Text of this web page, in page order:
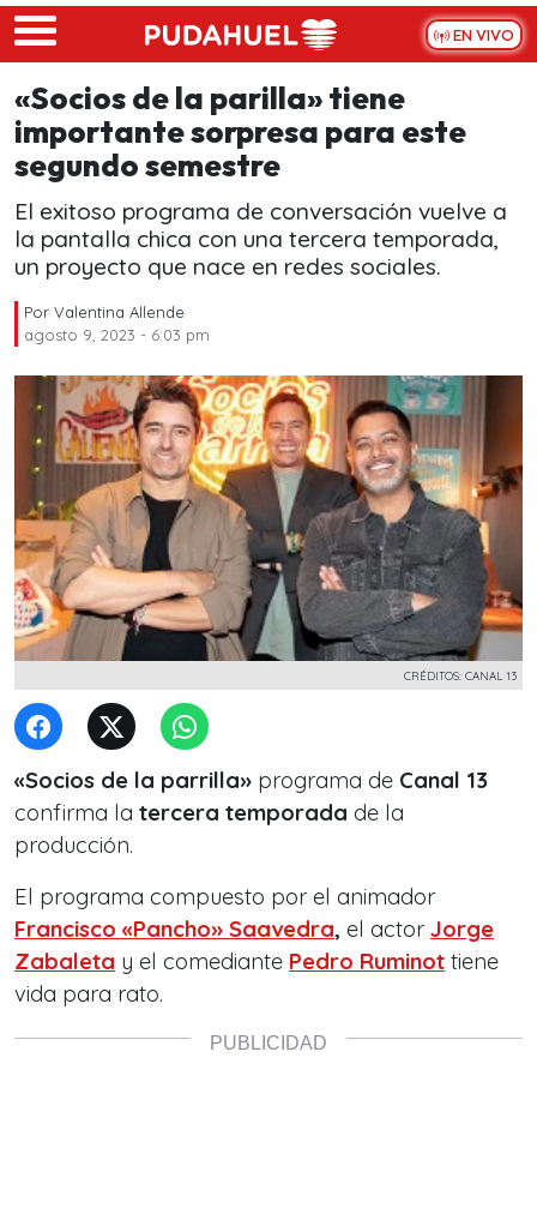
Skip to main content
EN VIVO
«Socios de la parilla» tiene
importante sorpresa para este
segundo semestre
El exitoso programa de conversación vuelve a
la pantalla chica con una tercera temporada,
un proyecto que nace en redes sociales.
Por Valentina Allende
agosto 9, 2023 - 6:03 pm
CRÉDITOS: CANAL 13
«Socios de la parrilla» programa de Canal 13
confirma la tercera temporada de la
producción.
El programa compuesto por el animador
Francisco «Pancho» Saavedra, el actor Jorge
Zabaleta y el comediante Pedro Ruminot tiene
vida para rato.